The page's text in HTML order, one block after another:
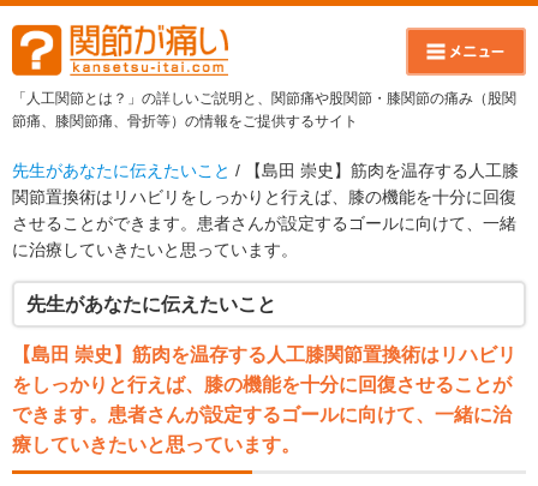
「人工関節とは？」の詳しいご説明と、関節痛や股関節・膝関節の痛み（股関
節痛、膝関節痛、骨折等）の情報をご提供するサイト
先生があなたに伝えたいこと / 【島田 崇史】筋肉を温存する人工膝
関節置換術はリハビリをしっかりと行えば、膝の機能を十分に回復
させることができます。患者さんが設定するゴールに向けて、一緒
に治療していきたいと思っています。
先生があなたに伝えたいこと
【島田 崇史】筋肉を温存する人工膝関節置換術はリハビリ
をしっかりと行えば、膝の機能を十分に回復させることが
できます。患者さんが設定するゴールに向けて、一緒に治
療していきたいと思っています。